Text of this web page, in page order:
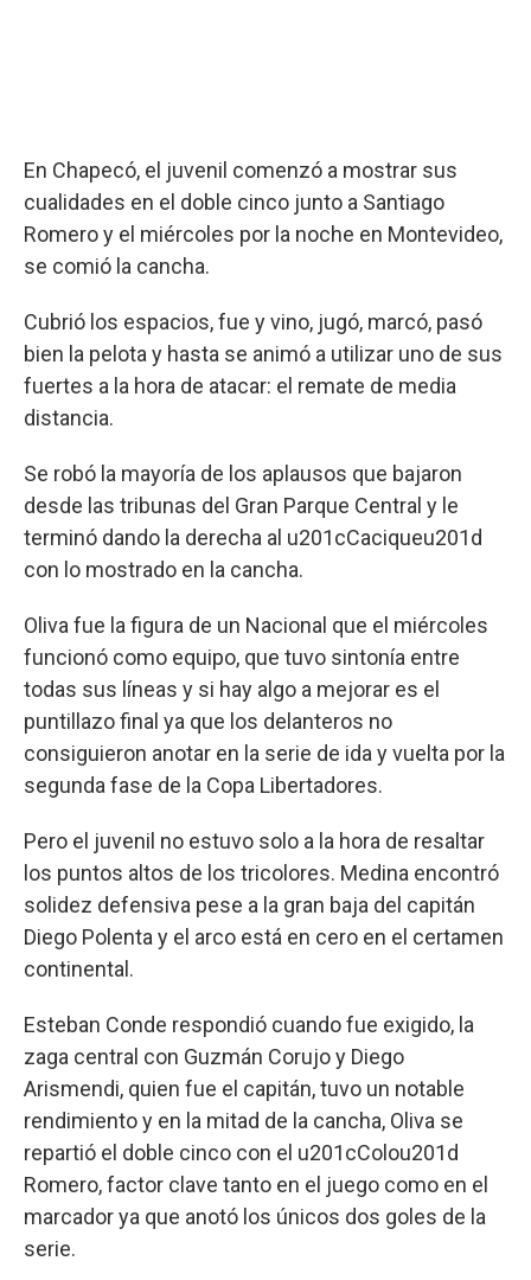
En Chapecó, el juvenil comenzó a mostrar sus
cualidades en el doble cinco junto a Santiago
Romero y el miércoles por la noche en Montevideo,
se comió la cancha.
Cubrió los espacios, fue y vino, jugó, marcó, pasó
bien la pelota y hasta se animó a utilizar uno de sus
fuertes a la hora de atacar: el remate de media
distancia.
Se robó la mayoría de los aplausos que bajaron
desde las tribunas del Gran Parque Central y le
terminó dando la derecha al u201cCaciqueu201d
con lo mostrado en la cancha.
Oliva fue la figura de un Nacional que el miércoles
funcionó como equipo, que tuvo sintonía entre
todas sus líneas y si hay algo a mejorar es el
puntillazo final ya que los delanteros no
consiguieron anotar en la serie de ida y vuelta por la
segunda fase de la Copa Libertadores.
Pero el juvenil no estuvo solo a la hora de resaltar
los puntos altos de los tricolores. Medina encontró
solidez defensiva pese a la gran baja del capitán
Diego Polenta y el arco está en cero en el certamen
continental.
Esteban Conde respondió cuando fue exigido, la
zaga central con Guzmán Corujo y Diego
Arismendi, quien fue el capitán, tuvo un notable
rendimiento y en la mitad de la cancha, Oliva se
repartió el doble cinco con el u201cColou201d
Romero, factor clave tanto en el juego como en el
marcador ya que anotó los únicos dos goles de la
serie.